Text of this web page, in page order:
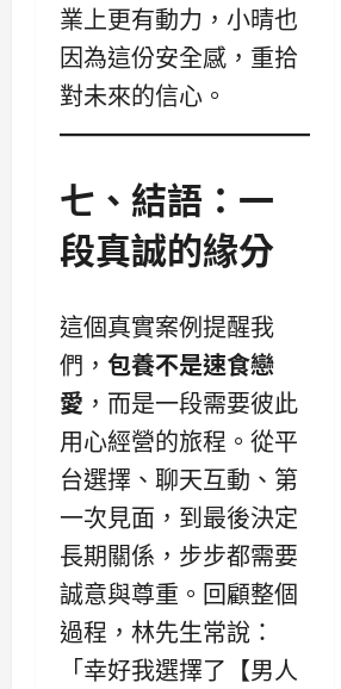
業上更有動力，小晴也
因為這份安全感，重拾
對未來的信心。
七、結語：一
段真誠的緣分
這個真實案例提醒我
們， 包養不是速食戀
愛 ，而是一段需要彼此
用心經營的旅程。從平
台選擇、聊天互動、第
一次見面，到最後決定
長期關係，步步都需要
誠意與尊重。回顧整個
過程，林先生常說：
「幸好我選擇了【男人